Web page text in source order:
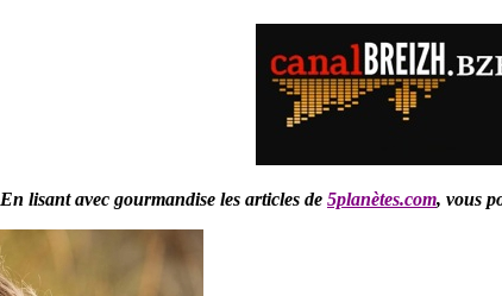
En lisant avec gourmandise les articles de 5planètes.com, vous